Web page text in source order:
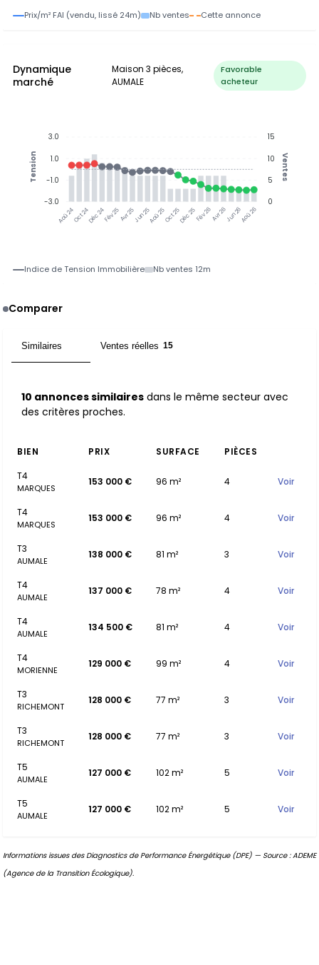
Prix/m² FAI (vendu, lissé 24m) Nb ventes Cette annonce
Dynamique
marché
Maison 3 pièces,
AUMALE
Favorable
acheteur
Aoû 24Oct 24Déc 24Fév 25Avr 25Jun 25Aoû 25Oct 25Déc 25Fév 26Avr 26Jun 26Aoû 26
15
10
5
0
Ventes
3.0
1.0
-1.0
-3.0
Tension
Indice de Tension Immobilière Nb ventes 12m
Comparer
Similaires Ventes réelles 15
10 annonces similaires dans le même secteur avec
des critères proches.
BIEN PRIX SURFACE
PIÈCES
T4
MARQUES
153 000 € 96 m² 4 Voir
T4
MARQUES
153 000 € 96 m² 4 Voir
T3
AUMALE
138 000 € 81 m² 3 Voir
T4
AUMALE
137 000 € 78 m² 4 Voir
T4
AUMALE
134 500 € 81 m² 4 Voir
T4
MORIENNE
129 000 € 99 m² 4 Voir
T3
RICHEMONT
128 000 € 77 m² 3 Voir
T3
RICHEMONT
128 000 € 77 m² 3 Voir
T5
AUMALE
127 000 € 102 m² 5 Voir
T5
AUMALE
127 000 € 102 m² 5 Voir
Informations issues des Diagnostics de Performance Énergétique (DPE) — Source : ADEME
(Agence de la Transition Écologique).